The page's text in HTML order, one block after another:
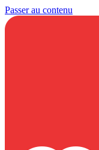
Passer au contenu